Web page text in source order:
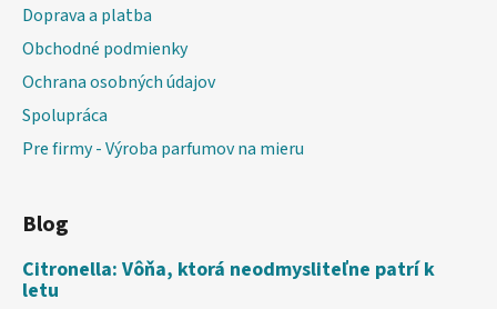
Doprava a platba
Obchodné podmienky
Ochrana osobných údajov
Spolupráca
Pre firmy - Výroba parfumov na mieru
Blog
Citronella: Vôňa, ktorá neodmysliteľne patrí k
letu